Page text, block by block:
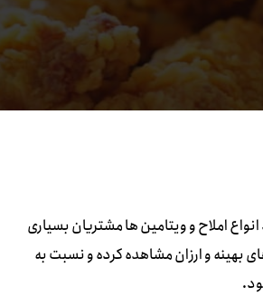
املاح و ویتامین ها مشتریان بسیاری
بهینه و ارزان مشاهده کرده و نسبت به